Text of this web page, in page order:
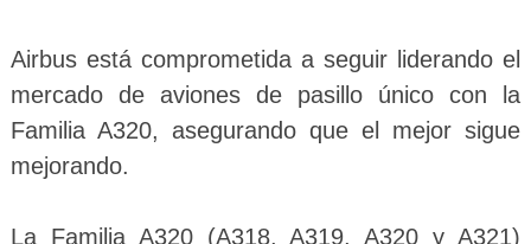
Airbus está comprometida a seguir liderando el
mercado de aviones de pasillo único con la
Familia A320, asegurando que el mejor sigue
mejorando.
La Familia A320 (A318, A319, A320 y A321)